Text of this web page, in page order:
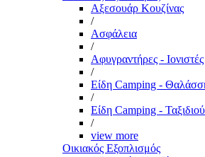
Αξεσουάρ Κουζίνας
/
Ασφάλεια
/
Αφυγραντήρες - Ιονιστές
/
Είδη Camping -
/
Είδη Camping -
/
view more
Οικιακός Εξοπλισμός